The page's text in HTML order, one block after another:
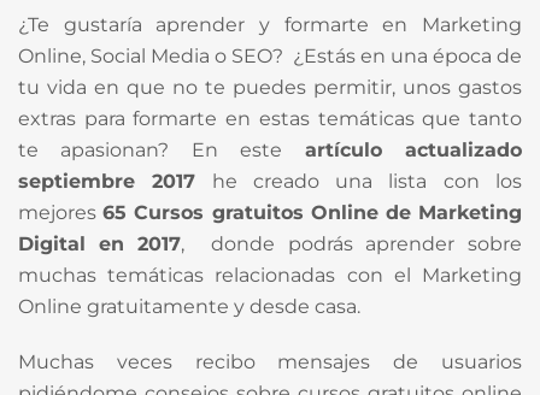
¿Te gustaría aprender y formarte en Marketing
Online, Social Media o SEO? ¿Estás en una época de
tu vida en que no te puedes permitir, unos gastos
extras para formarte en estas temáticas que tanto
te apasionan? En este artículo actualizado
septiembre 2017 he creado una lista con los
mejores65 Cursos gratuitos Online de Marketing
Digital
en 2017, donde podrás aprender sobre
muchas temáticas relacionadas con el Marketing
Online gratuitamente y desde casa.
Muchas veces recibo mensajes de usuarios